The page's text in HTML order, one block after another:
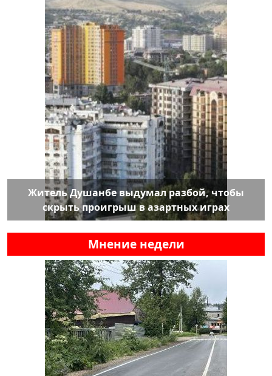
Житель Душанбе выдумал разбой, чтобы
скрыть проигрыш в азартных играх
Мнение недели